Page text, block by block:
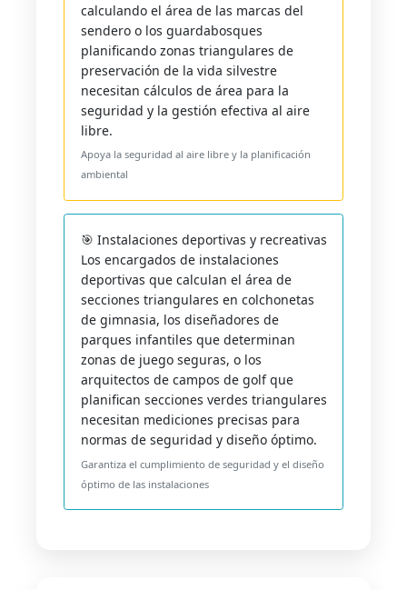
calculando el área de las marcas del
sendero o los guardabosques
planificando zonas triangulares de
preservación de la vida silvestre
necesitan cálculos de área para la
seguridad y la gestión efectiva al aire
libre.
Apoya la seguridad al aire libre y la planificación
ambiental
🎯 Instalaciones deportivas y recreativas
Los encargados de instalaciones
deportivas que calculan el área de
secciones triangulares en colchonetas
de gimnasia, los diseñadores de
parques infantiles que determinan
zonas de juego seguras, o los
arquitectos de campos de golf que
planifican secciones verdes triangulares
necesitan mediciones precisas para
normas de seguridad y diseño óptimo.
Garantiza el cumplimiento de seguridad y el diseño
óptimo de las instalaciones